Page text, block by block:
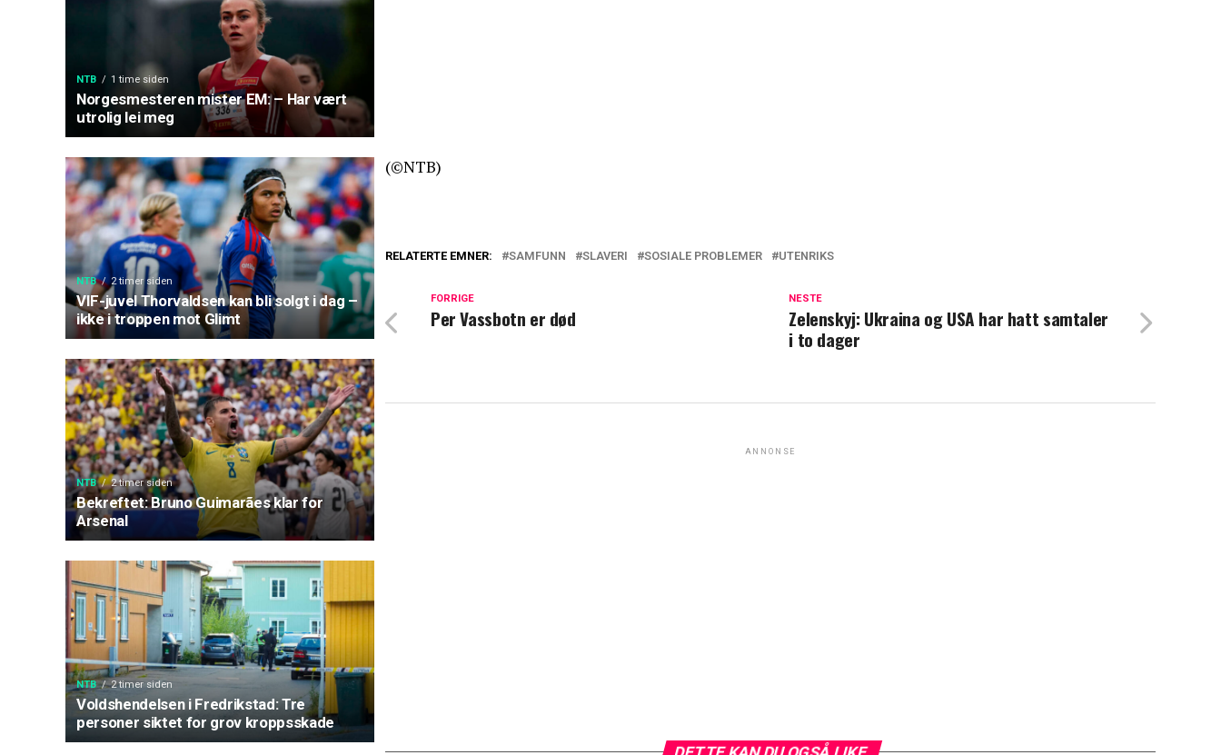
NTB 1 time siden
Norgesmesteren mister EM: – Har vært
utrolig lei meg
NTB 2 timer siden
VIF-juvel Thorvaldsen kan bli solgt i dag –
ikke i troppen mot Glimt
NTB 2 timer siden
Bekreftet: Bruno Guimarães klar for
Arsenal
NTB 2 timer siden
Voldshendelsen i Fredrikstad: Tre
personer siktet for grov kroppsskade
(©NTB)
RELATERTE EMNER: SAMFUNN SLAVERI SOSIALE PROBLEMER UTENRIKS
NESTE
Zelenskyj: Ukraina og USA har hatt samtaler
i to dager
FORRIGE
Per Vassbotn er død
ANNONSE